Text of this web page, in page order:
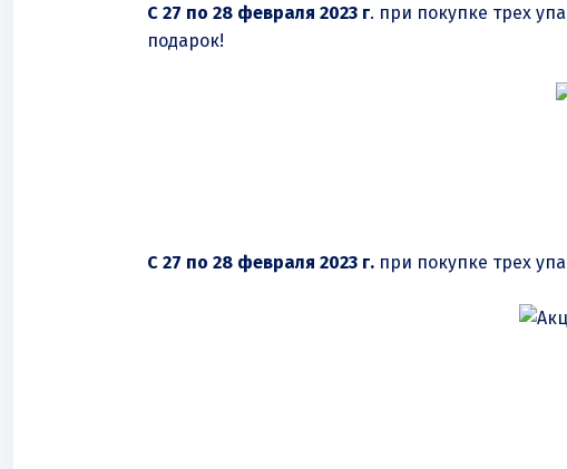
С 27 по 28 февраля 2023 г. при покупке трех
подарок!
С 27 по 28 февраля 2023 г. при покупке трех